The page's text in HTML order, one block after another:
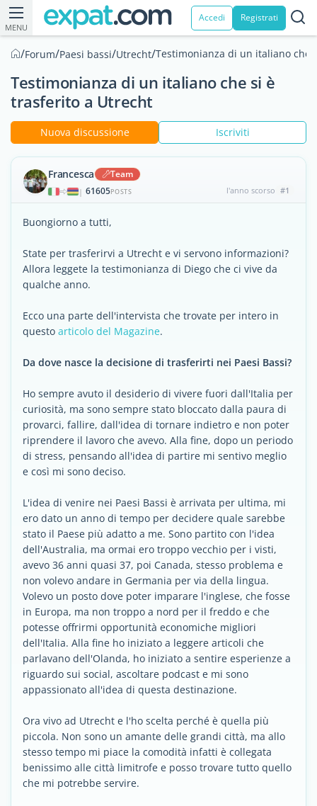
MENU
Accedi Registrati
/Forum/Paesi bassi/Utrecht/Testimonianza di un italiano che
Testimonianza di un italiano che si è
trasferito a Utrecht
Nuova discussione Iscriviti
Francesca Team
| 61605POSTS l'anno scorso #1
Buongiorno a tutti,
State per trasferirvi a Utrecht e vi servono informazioni?
Allora leggete la testimonianza di Diego che ci vive da
qualche anno.
Ecco una parte dell'intervista che trovate per intero in
questo articolo del Magazine.
Da dove nasce la decisione di trasferirti nei Paesi Bassi?
Ho sempre avuto il desiderio di vivere fuori dall'Italia per
curiosità, ma sono sempre stato bloccato dalla paura di
provarci, fallire, dall'idea di tornare indietro e non poter
riprendere il lavoro che avevo. Alla fine, dopo un periodo
di stress, pensando all'idea di partire mi sentivo meglio
e così mi sono deciso.
L'idea di venire nei Paesi Bassi è arrivata per ultima, mi
ero dato un anno di tempo per decidere quale sarebbe
stato il Paese più adatto a me. Sono partito con l'idea
dell'Australia, ma ormai ero troppo vecchio per i visti,
avevo 36 anni quasi 37, poi Canada, stesso problema e
non volevo andare in Germania per via della lingua.
Volevo un posto dove poter imparare l'inglese, che fosse
in Europa, ma non troppo a nord per il freddo e che
potesse offrirmi opportunità economiche migliori
dell'Italia. Alla fine ho iniziato a leggere articoli che
parlavano dell'Olanda, ho iniziato a sentire esperienze a
riguardo sui social, ascoltare podcast e mi sono
appassionato all'idea di questa destinazione.
Ora vivo ad Utrecht e l'ho scelta perché è quella più
piccola. Non sono un amante delle grandi città, ma allo
stesso tempo mi piace la comodità infatti è collegata
benissimo alle città limitrofe e posso trovare tutto quello
che mi potrebbe servire.